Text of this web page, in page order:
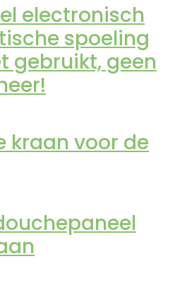
electronisch
spoeling
gebruikt, geen
kraan voor de